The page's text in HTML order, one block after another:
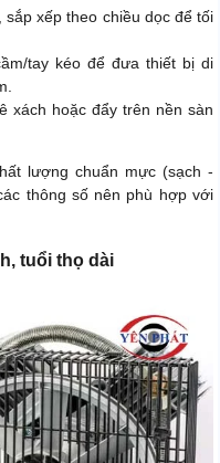
xếp theo chiều dọc để tối
tay kéo để đưa thiết bị di
xách hoặc đẩy trên nền sàn
lượng chuẩn mực (sạch -
thông số nên phù hợp với
tuổi thọ dài